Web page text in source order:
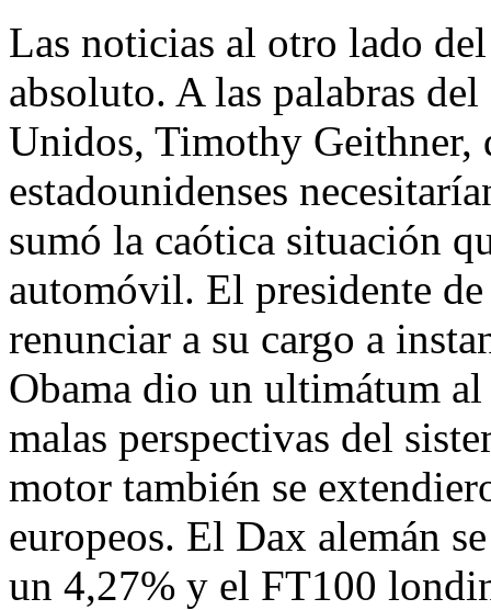
Las noticias al otro lado
absoluto. A las palabras
Unidos, Timothy Geithner,
estadounidenses
sumó la caótica situación
automóvil. El presidente
renunciar a su cargo a
Obama dio un ultimátum al
malas perspectivas del
motor también se
europeos. El Dax alemán
un 4,27% y el FT100